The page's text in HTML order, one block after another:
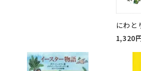
にわと
1,320